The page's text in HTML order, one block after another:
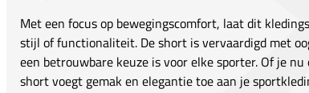
Met een focus op bewegingscomfort, laat dit
stijl of functionaliteit. De short is vervaardigd met
een betrouwbare keuze is voor elke sporter. Of je
short voegt gemak en elegantie toe aan je